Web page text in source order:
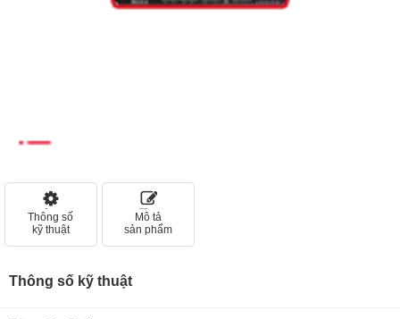
Thông số
kỹ thuật
Mô tả
sản phẩm
Thông số kỹ thuật